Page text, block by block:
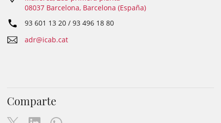
08037 Barcelona, Barcelona (España)
93 601 13 20 / 93 496 18 80
adr@icab.cat
Comparte